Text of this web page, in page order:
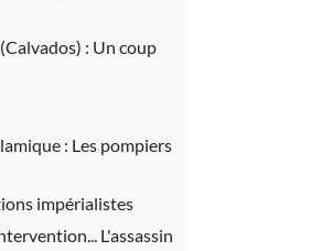
: Un coup
: Les pompiers
impérialistes
L'assassin